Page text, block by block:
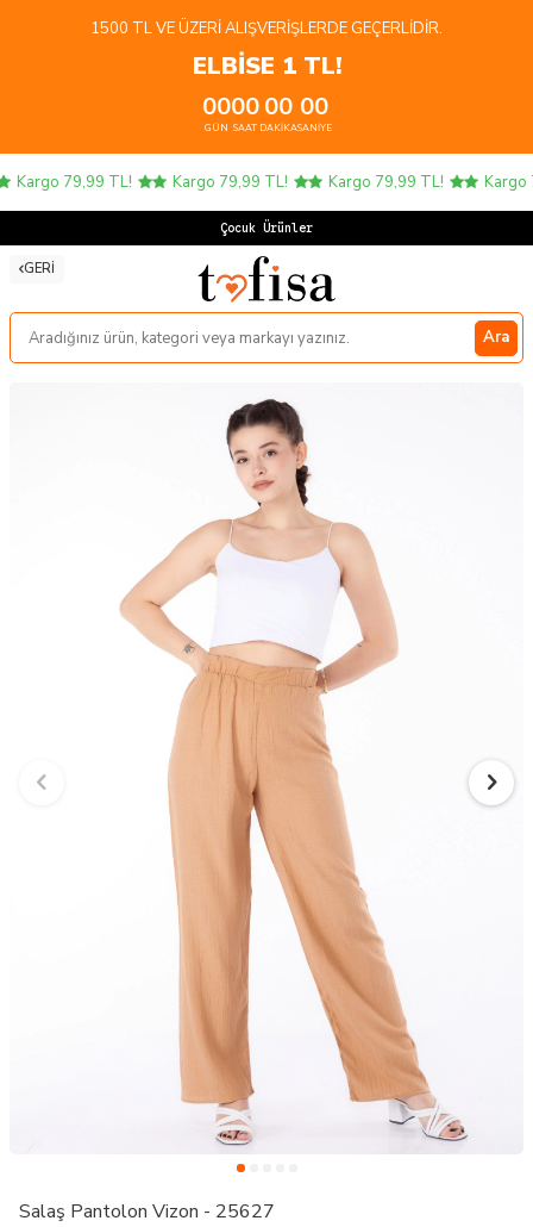
1500 TL VE ÜZERI ALIŞVERIŞLERDE GEÇERLIDIR.
ELBİSE 1 TL!
00
GÜN
00
SAAT
00
DAKIKA
00
SANIYE
Kargo 79,99 TL! Kargo 79,99 TL! Kargo 79,99 TL! Kargo
Çocuk Ürünlerin
GERI
Ara
Salaş Pantolon Vizon - 25627